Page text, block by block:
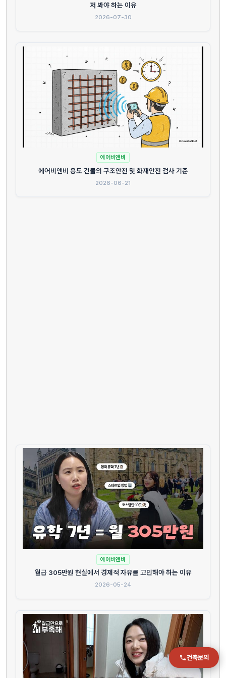
저 봐야 하는 이유
2026-07-30
에어비앤비
에어비앤비 용도 건물의 구조안전 및 화재안전 검사 기준
2026-06-21
에어비앤비
월급 305만원 현실에서 경제적 자유를 고민해야 하는 이유
2026-05-24
건축문의
전화
051-711-2397
이메일
jmc@chiho.co.kr
주소
POSCO 샤인오피스 306호